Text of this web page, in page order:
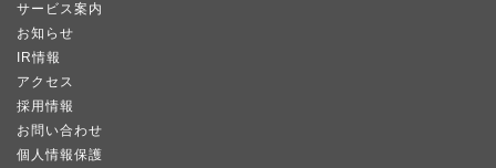
サービス案内
お知らせ
IR情報
アクセス
採用情報
お問い合わせ
個人情報保護